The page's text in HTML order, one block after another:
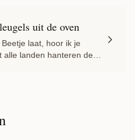
het bakken. Rijg op
pan of op de grill, en je
uit de oven
laat, hoor ik je
alle landen hanteren de
nieuwjaar op zijn